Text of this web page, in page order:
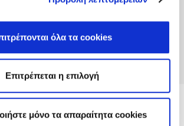
όλα τα cookies
Επιτρέπεται η επιλογή
μόνο τα απαραίτητα cookies